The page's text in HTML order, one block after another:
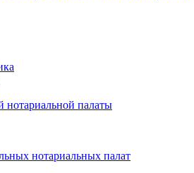
нотариальной палаты
нотариальных палат